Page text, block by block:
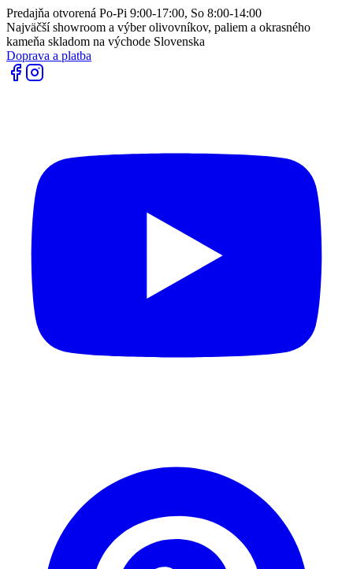
Predajňa otvorená Po-Pi 9:00-17:00, So 8:00-14:00
Najväčší showroom a výber olivovníkov, paliem a okrasného
kameňa skladom na východe Slovenska
Doprava a platba